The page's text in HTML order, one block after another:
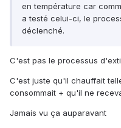
en température car
a testé celui-ci, le
déclenché.
C'est pas le processus
C'est juste qu'il chauffait
consommait + qu'il ne
Jamais vu ça auparavant